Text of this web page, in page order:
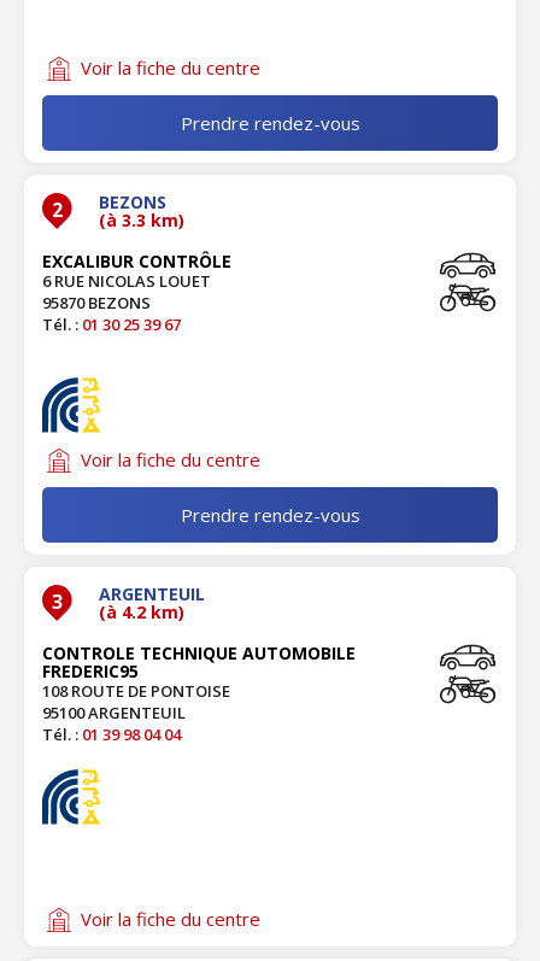
Voir la fiche du centre
Prendre rendez-vous
2 BEZONS
(à 3.3 km)
EXCALIBUR CONTRÔLE
6 RUE NICOLAS LOUET
95870 BEZONS
Tél. : 01 30 25 39 67
Voir la fiche du centre
Prendre rendez-vous
3 ARGENTEUIL
(à 4.2 km)
CONTROLE TECHNIQUE AUTOMOBILE
FREDERIC95
108 ROUTE DE PONTOISE
95100 ARGENTEUIL
Tél. : 01 39 98 04 04
Voir la fiche du centre